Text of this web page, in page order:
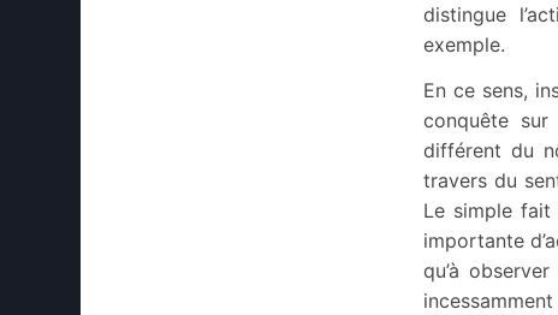
distingue
exemple.
En ce sens,
conquête
différent du
travers du
Le simple fait
importante
qu’à